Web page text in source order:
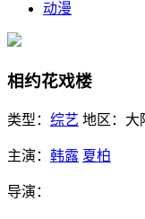
动漫
相约花戏楼
类型： 综艺 地区： 大
主演： 韩露 夏柏
导演：